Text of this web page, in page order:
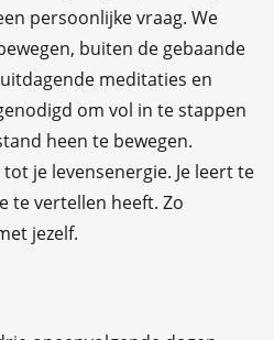
persoonlijke vraag. We
buiten de gebaande
meditaties en
om vol in te stappen
heen te bewegen.
je levensenergie. Je leert te
te vertellen heeft. Zo
jezelf.